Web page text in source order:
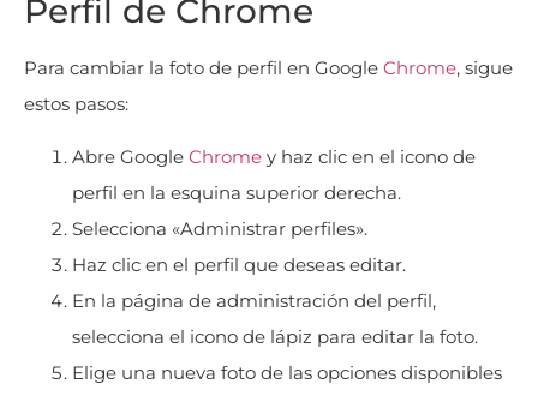
Perfil de Chrome
Para cambiar la foto de perfil en Google Chrome, sigue
estos pasos:
Abre Google Chrome y haz clic en el icono de
perfil en la esquina superior derecha.
Selecciona «Administrar perfiles».
Haz clic en el perfil que deseas editar.
En la página de administración del perfil,
selecciona el icono de lápiz para editar la foto.
Elige una nueva foto de las opciones disponibles